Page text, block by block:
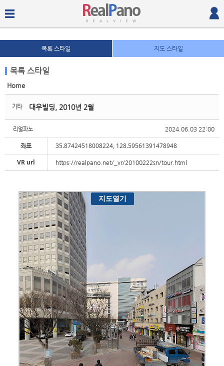
목록 스타일 지도 스타일
목록 스타일
Home
기타
2024.06.03 22:00
대우빌딩, 2010년 2월
리얼파노
좌표
35.87424518008224, 128.59561391478948
VR url
https://realpano.net/_vr/20100222sn/tour.html
Sketchbook5, 스케치북5
Sketchbook5, 스케치북5
Sketchbook5, 스케치북5
Sketchbook5, 스케치북5